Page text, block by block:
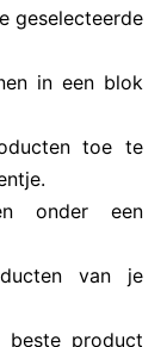
geselecteerde
in een blok
toe te
onder een
van je
product